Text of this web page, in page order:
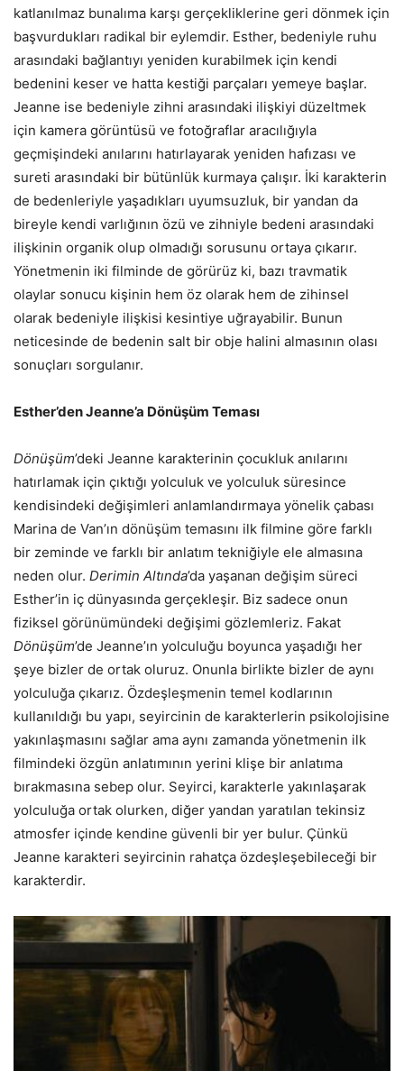
katlanılmaz bunalıma karşı gerçekliklerine geri dönmek için
başvurdukları radikal bir eylemdir. Esther, bedeniyle ruhu
arasındaki bağlantıyı yeniden kurabilmek için kendi
bedenini keser ve hatta kestiği parçaları yemeye başlar.
Jeanne ise bedeniyle zihni arasındaki ilişkiyi düzeltmek
için kamera görüntüsü ve fotoğraflar aracılığıyla
geçmişindeki anılarını hatırlayarak yeniden hafızası ve
sureti arasındaki bir bütünlük kurmaya çalışır. İki karakterin
de bedenleriyle yaşadıkları uyumsuzluk, bir yandan da
bireyle kendi varlığının özü ve zihniyle bedeni arasındaki
ilişkinin organik olup olmadığı sorusunu ortaya çıkarır.
Yönetmenin iki filminde de görürüz ki, bazı travmatik
olaylar sonucu kişinin hem öz olarak hem de zihinsel
olarak bedeniyle ilişkisi kesintiye uğrayabilir. Bunun
neticesinde de bedenin salt bir obje halini almasının olası
sonuçları sorgulanır.
Esther’den Jeanne’a Dönüşüm Teması
Dönüşüm’deki Jeanne karakterinin çocukluk anılarını
hatırlamak için çıktığı yolculuk ve yolculuk süresince
kendisindeki değişimleri anlamlandırmaya yönelik çabası
Marina de Van’ın dönüşüm temasını ilk filmine göre farklı
bir zeminde ve farklı bir anlatım tekniğiyle ele almasına
neden olur. Derimin Altında’da yaşanan değişim süreci
Esther’in iç dünyasında gerçekleşir. Biz sadece onun
fiziksel görünümündeki değişimi gözlemleriz. Fakat
Dönüşüm’de Jeanne’ın yolculuğu boyunca yaşadığı her
şeye bizler de ortak oluruz. Onunla birlikte bizler de aynı
yolculuğa çıkarız. Özdeşleşmenin temel kodlarının
kullanıldığı bu yapı, seyircinin de karakterlerin psikolojisine
yakınlaşmasını sağlar ama aynı zamanda yönetmenin ilk
filmindeki özgün anlatımının yerini klişe bir anlatıma
bırakmasına sebep olur. Seyirci, karakterle yakınlaşarak
yolculuğa ortak olurken, diğer yandan yaratılan tekinsiz
atmosfer içinde kendine güvenli bir yer bulur. Çünkü
Jeanne karakteri seyircinin rahatça özdeşleşebileceği bir
karakterdir.